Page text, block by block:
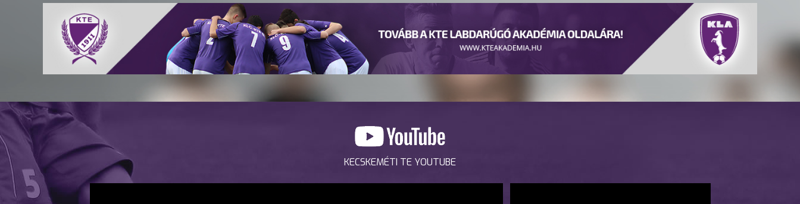
KECSKEMÉTI TE YOUTUBE